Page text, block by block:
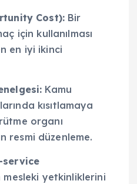
Cost): Bir
için kullanılması
en iyi ikinci
Kamu
kısıtlamaya
organı
resmi düzenleme.
mesleki yetkinliklerini